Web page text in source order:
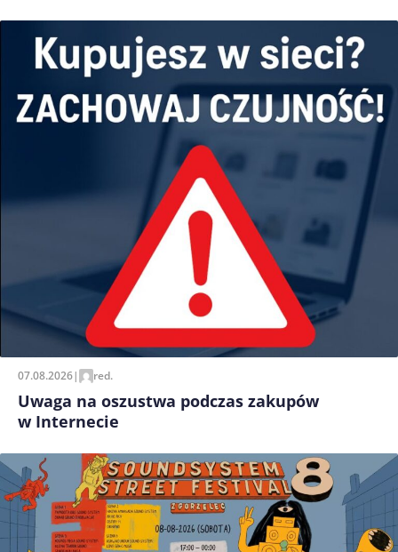
07.08.2026| red.
Uwaga na oszustwa podczas zakupów
w Internecie